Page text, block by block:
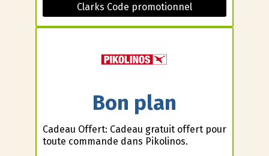
Clarks Code promotionnel
Bon plan
Cadeau Offert: Cadeau gratuit offert pour
toute commande dans Pikolinos.